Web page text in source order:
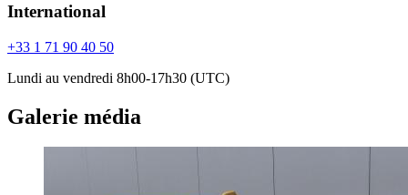
International
+33 1 71 90 40 50
Lundi au vendredi 8h00-17h30 (UTC)
Galerie média